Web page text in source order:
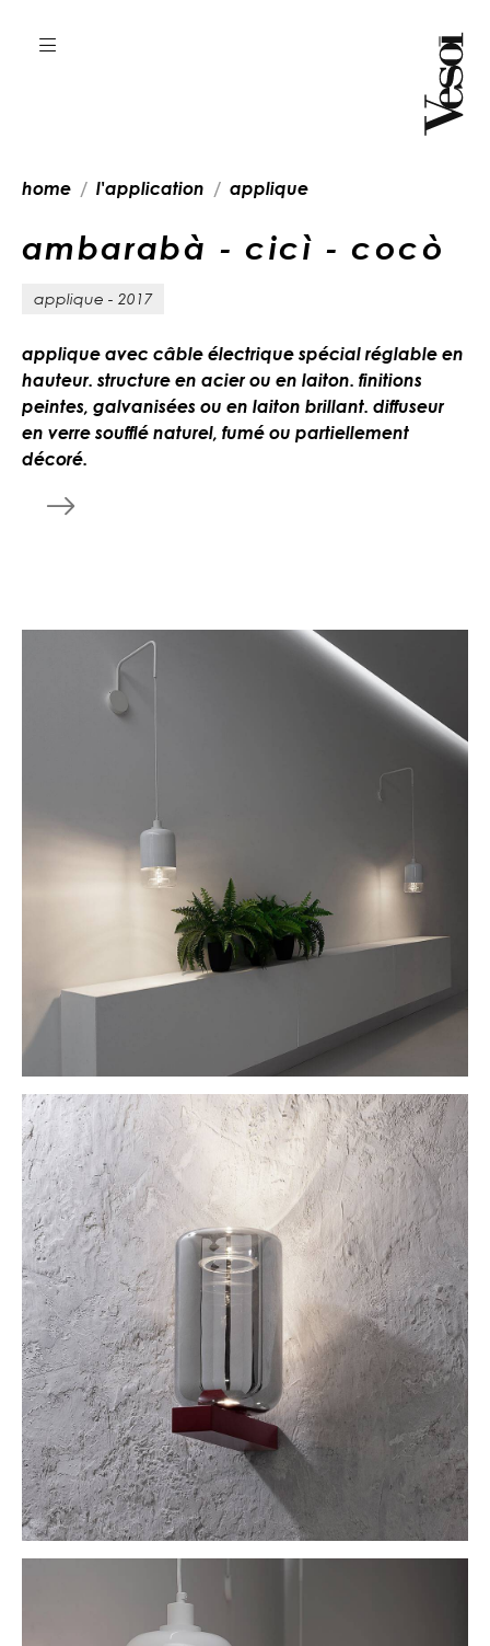
home l'application applique
ambarabà - cicì - cocò
applique - 2017
applique avec câble électrique spécial réglable en
hauteur. structure en acier ou en laiton. finitions
peintes, galvanisées ou en laiton brillant. diffuseur
en verre soufflé naturel, fumé ou partiellement
décoré.